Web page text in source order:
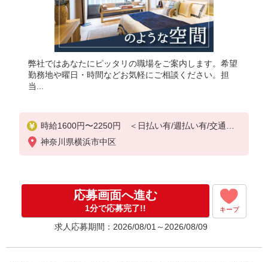
弊社ではあなたにピッタリの職場をご案内します。希望
勤務地や曜日・時間などお気軽にご相談ください。担
当...
時給1600円〜2250円 ＜日払い有/週払い有/交通費
全支給(ガソリン代含む)＞
神奈川県横浜市中区
応募画面へ進む
1分で応募完了!! キープ
求人応募期間：2026/08/01～2026/08/09